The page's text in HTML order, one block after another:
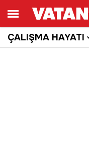
ÇALIŞMA HAYATI